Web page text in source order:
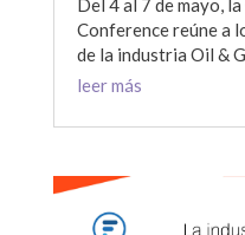
Del 4 al 7 de mayo,
Conference reúne a
de la industria Oil &
leer más